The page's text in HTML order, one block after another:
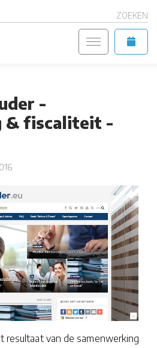
ZOEKEN
-
& fiscaliteit -
resultaat van de samenwerking